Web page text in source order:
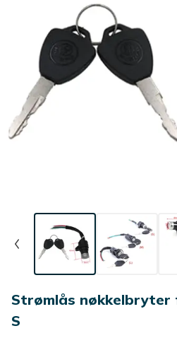
Strømlås nøkkelbryter
S